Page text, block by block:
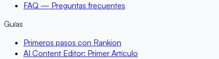
FAQ — Preguntas frecuentes
Guías
Primeros pasos con Rankion
AI Content Editor: Primer Artículo